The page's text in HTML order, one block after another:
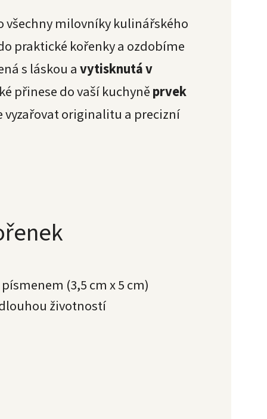
milovníky kulinářského
praktické kořenky a ozdobíme
s láskou avytisknutá v
přinese do vaší kuchyněprvek
vyzařovat originalitu a precizní
(3,5 cm x 5 cm)
životností